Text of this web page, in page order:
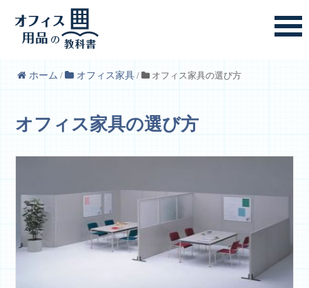
ホーム / オフィス家具 / オフィス家具の選び方
オフィス家具の選び方